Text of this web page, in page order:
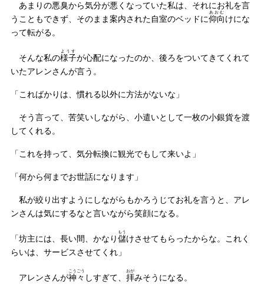
あまりの悪臭から気分が悪くなっていた私は、それにお礼を言
うこともできず、そのまま案内された自室のベッドに仰向
あおむ
けにな
って転がる。
そんな私の様子
ようす
が心配になったのか、後ろをついてきてくれて
いたアレンさんが言う。
「こればかりは、慣れる以外に方法がないな」
そう言って、苦笑いしながら、小遣いとして一枚の小銀貨を渡
してくれる。
「これを持って、気分転換に観光でもして来いよ」
「何から何までお世話になります」
私が絞り出すようにしながらもかろうじてお礼を言うと、アレ
ンさんは気にするなと言いながら笑顔になる。
「坊主には、長い間、かなり儲
もう
けさせてもらったからな。これく
らいは、サービスさせてくれ」
アレンさんが神々
こうごう
しすぎて、 拝
おが
みそうになる。